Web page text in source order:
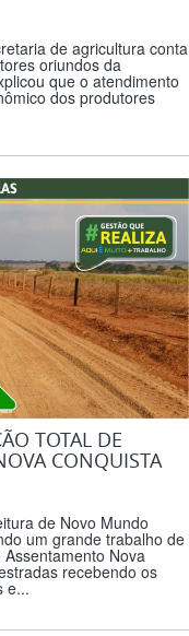
de agricultura conta
oriundos da
que o atendimento
dos produtores
TOTAL DE
CONQUISTA
de Novo Mundo
um grande trabalho de
Nova
recebendo os
e...